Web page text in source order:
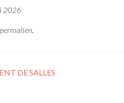
2026
permalien.
DE SALLES